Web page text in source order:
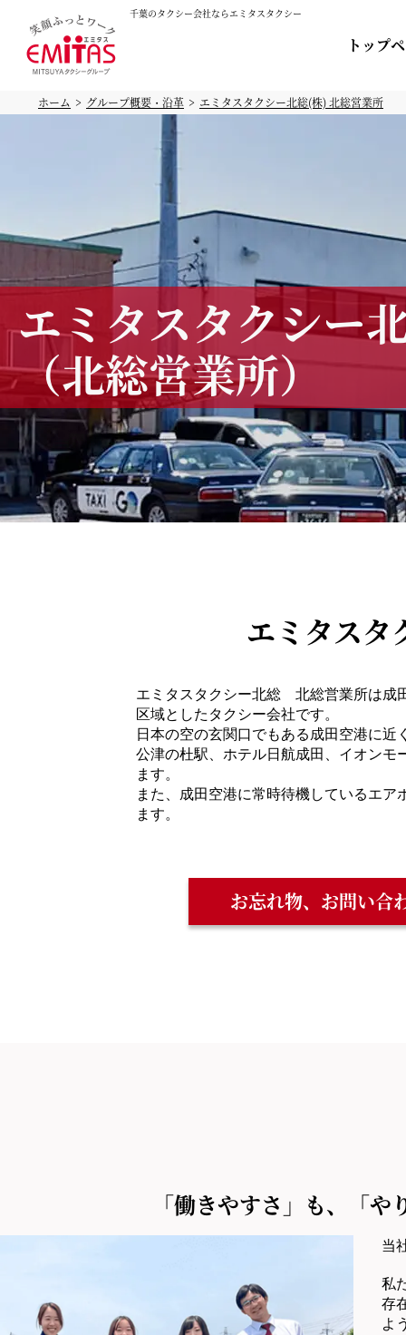
千葉のタクシー会社ならエミタスタクシー
トップ
ホーム グループ概要・沿革 エミタスタクシー北総(株) 北総営業所
エミタスタクシー
（北総営業所）
エミタスタ
エミタスタクシー北総 北総営業所は成
区域としたタクシー会社です。
日本の空の玄関口でもある成田空港に近
公津の杜駅、ホテル日航成田、イオンモ
ます。
また、成田空港に常時待機しているエア
ます。
お忘れ物、お問い合
「働きやすさ」も、「や
当
私
存
よ